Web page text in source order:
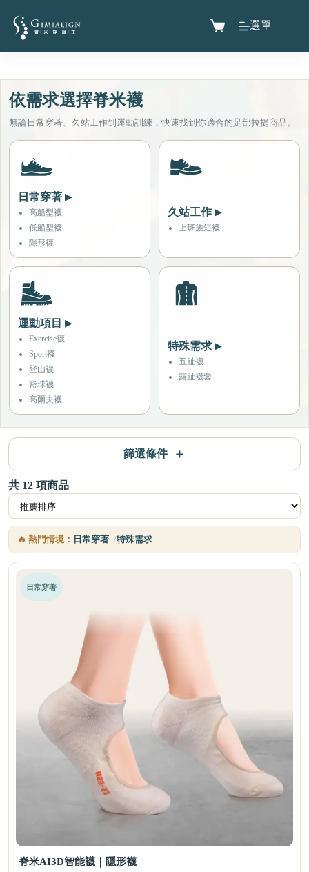
選單
依需求選擇脊米襪
無論日常穿著、久站工作到運動訓練，快速找到你適合的足部拉提商品。
日常穿著 ▶
高船型襪
低船型襪
隱形襪
久站工作 ▶
上班族短襪
運動項目 ▶
Exercise襪
Sport襪
登山襪
籃球襪
高爾夫襪
特殊需求 ▶
五趾襪
露趾襪套
篩選條件
共 12 項商品
🔥 熱門情境： 日常穿著 特殊需求
日常穿著
脊米AI3D智能襪｜隱形襪